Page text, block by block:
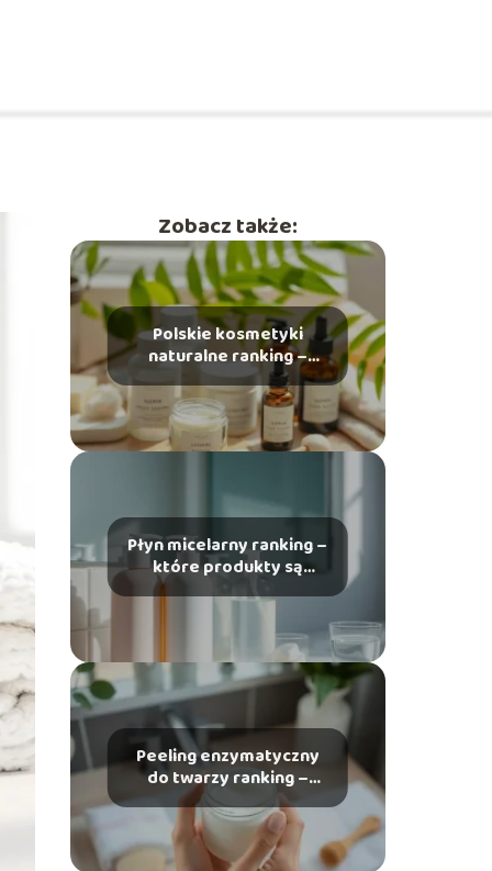
Zobacz także:
Polskie kosmetyki
naturalne ranking –
które marki są
najlepsze?
Płyn micelarny ranking –
które produkty są
najlepsze?
Peeling enzymatyczny
do twarzy ranking –
który wybrać?